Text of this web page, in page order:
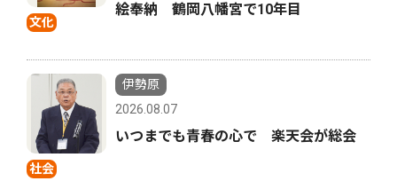
文化
絵奉納 鶴岡八幡宮で10年目
社会
伊勢原
2026.08.07
いつまでも青春の心で 楽天会が総会